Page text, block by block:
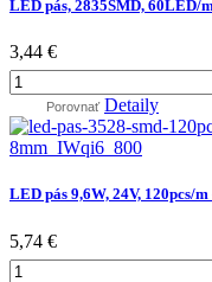
LED pás, 2835SMD, 60LED/
3,44 €
Porovnať Detaily
LED pás 9,6W, 24V, 120pcs/
5,74 €